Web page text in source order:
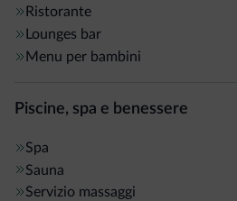
Ristorante
Lounges bar
Menu per bambini
Piscine, spa e benessere
Spa
Sauna
Servizio massaggi